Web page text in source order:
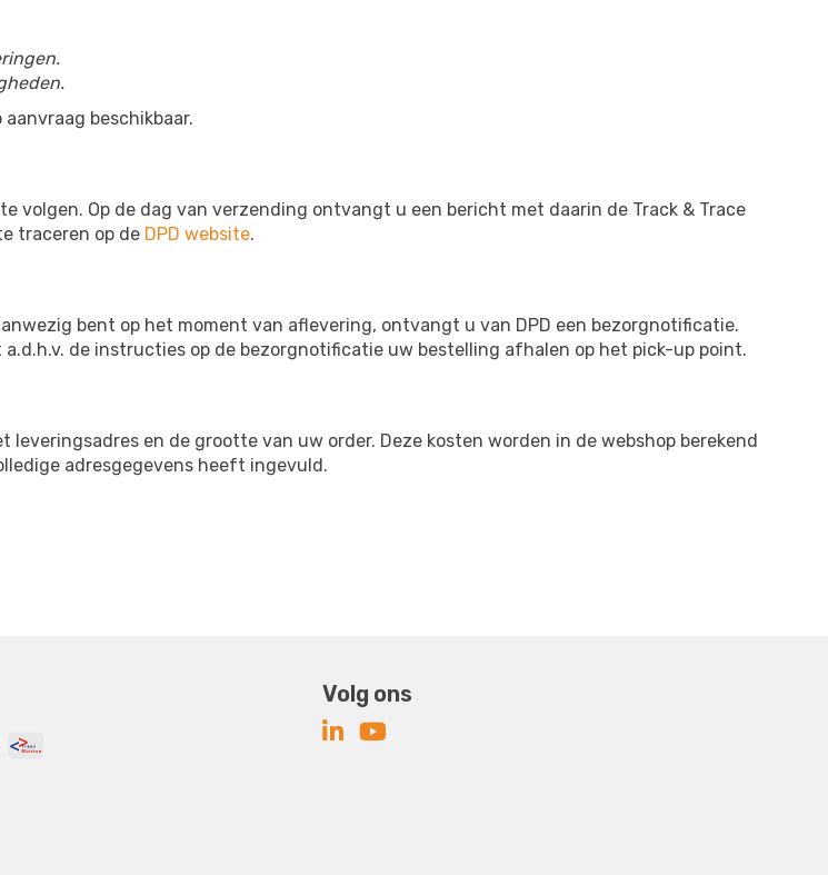
beschikbaar.
volgen. Op de dag van verzending ontvangt u een bericht met daarin de Track & Trace
traceren op de DPD website.
bent op het moment van aflevering, ontvangt u van DPD een bezorgnotificatie.
de instructies op de bezorgnotificatie uw bestelling afhalen op het pick-up point.
en de grootte van uw order. Deze kosten worden in de webshop berekend
adresgegevens heeft ingevuld.
Volg ons